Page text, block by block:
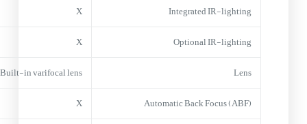
Integrated IR-lighting
X
Optional IR-lighting
X
Lens
Built-in varifocal lens
Automatic Back Focus (ABF)
X